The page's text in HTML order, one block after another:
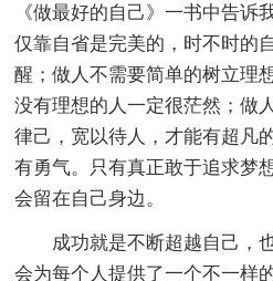
《做最好的自己》一书中告诉
仅靠自省是完美的，时不时的
醒；做人不需要简单的树立理
没有理想的人一定很茫然；做
律己，宽以待人，才能有超凡
有勇气。只有真正敢于追求梦
会留在自己身边。
成功就是不断超越自己，
会为每个人提供了一个不一样